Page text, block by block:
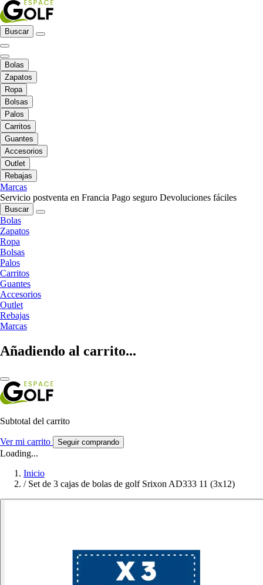
Buscar
Bolas
Zapatos
Ropa
Bolsas
Palos
Carritos
Guantes
Accesorios
Outlet
Rebajas
Marcas
Servicio postventa en Francia Pago seguro Devoluciones fáciles
Buscar
Bolas
Zapatos
Ropa
Bolsas
Palos
Carritos
Guantes
Accesorios
Outlet
Rebajas
Marcas
Añadiendo al carrito...
Subtotal del carrito
Ver mi carrito Seguir comprando
Loading...
Inicio
/ Set de 3 cajas de bolas de golf Srixon AD333 11 (3x12)